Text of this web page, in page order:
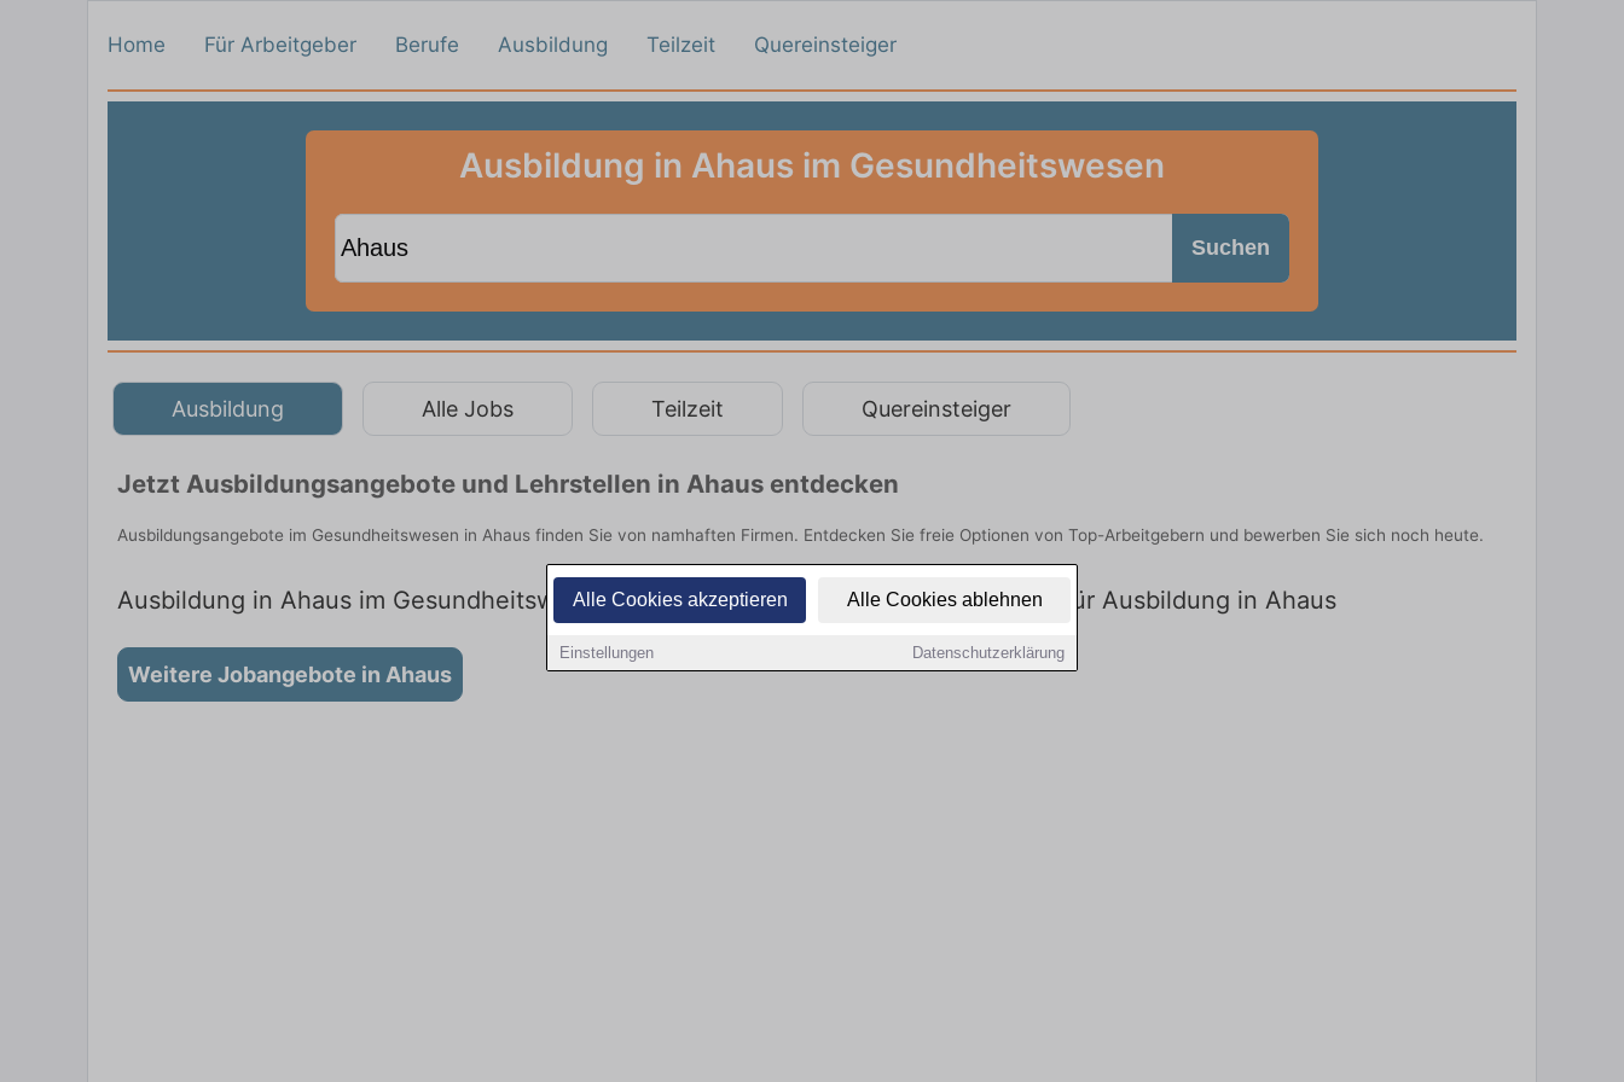
Alle Cookies akzeptieren Alle Cookies ablehnen
Einstellungen Datenschutzerklärung
Home Für Arbeitgeber Berufe Ausbildung Teilzeit Quereinsteiger
Ausbildung in Ahaus im Gesundheitswesen
Suchen
Ausbildung Alle Jobs Teilzeit Quereinsteiger
Jetzt Ausbildungsangebote und Lehrstellen in Ahaus entdecken
Ausbildungsangebote im Gesundheitswesen in Ahaus finden Sie von namhaften Firmen. Entdecken Sie freie Optionen von Top-Arbeitgebern und bewerben Sie sich noch heute.
Ausbildung in Ahaus im Gesundheitswesen: Aktuell gibt es keine Stellenangebote für Ausbildung in Ahaus
Weitere Jobangebote in Ahaus